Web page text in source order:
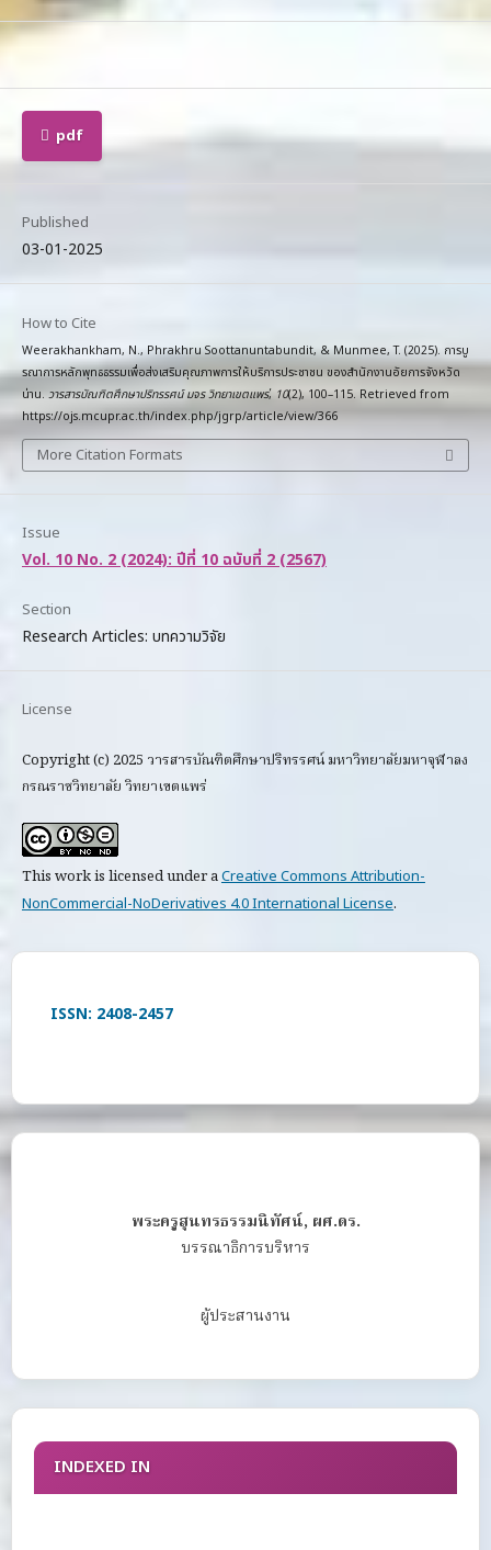
pdf
Published
03-01-2025
How to Cite
Weerakhankham, N., Phrakhru Soottanuntabundit, & Munmee, T. (2025). การบู
รณาการหลักพุทธธรรมเพื่อส่งเสริมคุณภาพการให้บริการประชาชน ของสำนักงานอัยการจังหวัด
น่าน.วารสารบัณฑิตศึกษาปริทรรศน์ มจร วิทยาเขตแพร่, 10(2), 100–115. Retrieved from
https://ojs.mcupr.ac.th/index.php/jgrp/article/view/366
More Citation Formats
Issue
Vol. 10 No. 2 (2024): ปีที่ 10 ฉบับที่ 2 (2567)
Section
Research Articles: บทความวิจัย
License
Copyright (c) 2025 วารสารบัณฑิตศึกษาปริทรรศน์ มหาวิทยาลัยมหาจุฬาลง
กรณราชวิทยาลัย วิทยาเขตแพร่
This work is licensed under aCreative Commons Attribution-
NonCommercial-NoDerivatives 4.0 International License.
ISSN: 2408-2457
พระครูสุนทรธรรมนิทัศน์, ผศ.ดร.
บรรณาธิการบริหาร
ผู้ประสานงาน
INDEXED IN